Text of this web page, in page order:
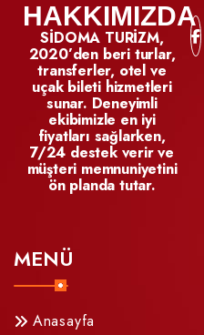
HAKKIMIZDA
SİDOMA TURİZM,
2020’den beri turlar,
transferler, otel ve
uçak bileti hizmetleri
sunar. Deneyimli
ekibimizle en iyi
fiyatları sağlarken,
7/24 destek verir ve
müşteri memnuniyetini
ön planda tutar.
MENÜ
Anasayfa